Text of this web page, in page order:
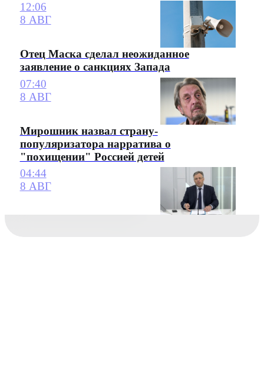
12:06
8 АВГ
Отец Маска сделал неожиданное
заявление о санкциях Запада
07:40
8 АВГ
Мирошник назвал страну-
популяризатора нарратива о
"похищении" Россией детей
04:44
8 АВГ